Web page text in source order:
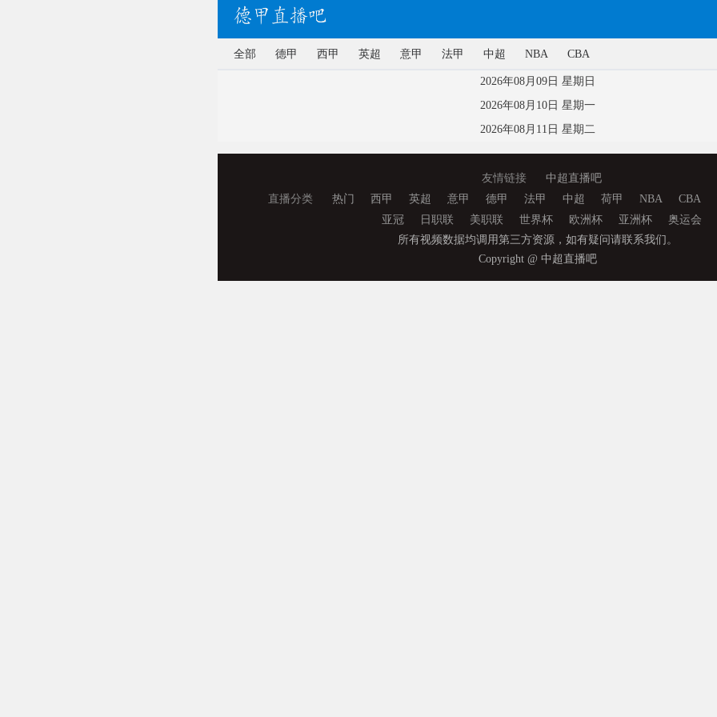
全部 德甲 西甲 英超 意甲 法甲 中超 NBA CBA
2026年08月09日 星期日
2026年08月10日 星期一
2026年08月11日 星期二
友情链接
中超直播吧
直播分类
热门 西甲 英超 意甲 德甲 法甲 中超 荷甲 NBA CBA
亚冠
日职联 美职联 世界杯 欧洲杯 亚洲杯
奥运会
所有视频数据均调用第三方资源，如有疑问请联系我们。
Copyright @ 中超直播吧